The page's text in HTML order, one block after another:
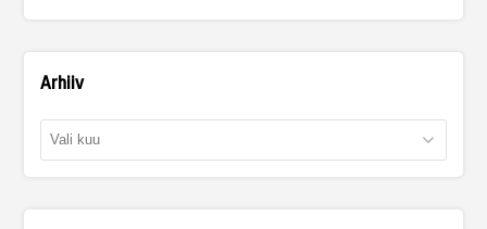
Arhiiv
Arhiiv